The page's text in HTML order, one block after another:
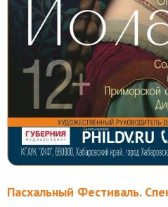
Пасхальный Фестиваль.